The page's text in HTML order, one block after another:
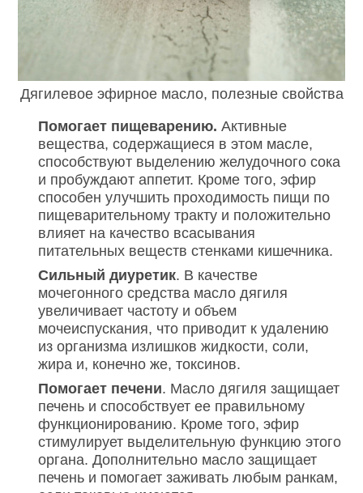
Дягилевое эфирное масло, полезные свойства
Помогает пищеварению. Активные
вещества, содержащиеся в этом масле,
способствуют выделению желудочного сока
и пробуждают аппетит. Кроме того, эфир
способен улучшить проходимость пищи по
пищеварительному тракту и положительно
влияет на качество всасывания
питательных веществ стенками кишечника.
Сильный диуретик. В качестве
мочегонного средства масло дягиля
увеличивает частоту и объем
мочеиспускания, что приводит к удалению
из организма излишков жидкости, соли,
жира и, конечно же, токсинов.
Помогает печени. Масло дягиля защищает
печень и способствует ее правильному
функционированию. Кроме того, эфир
стимулирует выделительную функцию этого
органа. Дополнительно масло защищает
печень и помогает заживать любым ранкам,